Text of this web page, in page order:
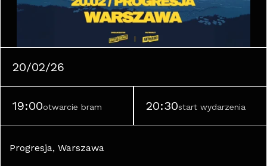
20/02/26
19:00otwarcie bram 20:30start wydarzenia
Progresja, Warszawa